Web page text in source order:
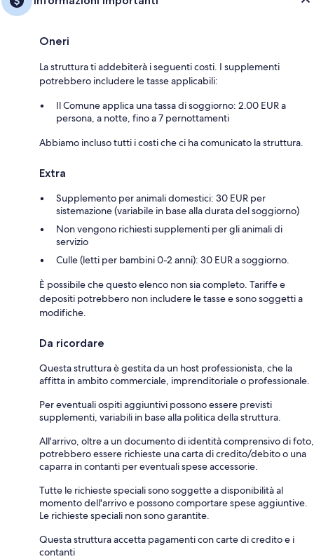
Oneri
La struttura ti addebiterà i seguenti costi. I supplementi
potrebbero includere le tasse applicabili:
Il Comune applica una tassa di soggiorno: 2.00 EUR a
persona, a notte, fino a 7 pernottamenti
Abbiamo incluso tutti i costi che ci ha comunicato la struttura.
Extra
Supplemento per animali domestici: 30 EUR per
sistemazione (variabile in base alla durata del soggiorno)
Non vengono richiesti supplementi per gli animali di
servizio
Culle (letti per bambini 0-2 anni): 30 EUR a soggiorno.
È possibile che questo elenco non sia completo. Tariffe e
depositi potrebbero non includere le tasse e sono soggetti a
modifiche.
Da ricordare
Questa struttura è gestita da un host professionista, che la
affitta in ambito commerciale, imprenditoriale o professionale.
Per eventuali ospiti aggiuntivi possono essere previsti
supplementi, variabili in base alla politica della struttura.
All'arrivo, oltre a un documento di identità comprensivo di foto,
potrebbero essere richieste una carta di credito/debito o una
caparra in contanti per eventuali spese accessorie.
Tutte le richieste speciali sono soggette a disponibilità al
momento dell'arrivo e possono comportare spese aggiuntive.
Le richieste speciali non sono garantite.
Questa struttura accetta pagamenti con carte di credito e i
contanti